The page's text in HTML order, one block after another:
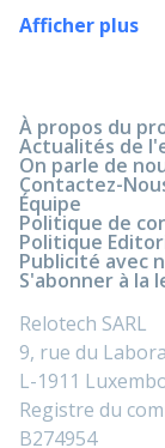
Afficher plus
À propos du
Actualités de
On parle de
Contactez-
Équipe
Politique de
Politique
Publicité avec
S'abonner à
Relotech SARL
9, rue du
L-1911
Registre du
B274954